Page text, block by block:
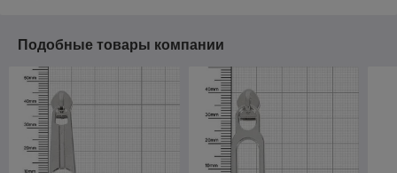
Подобные товары компании